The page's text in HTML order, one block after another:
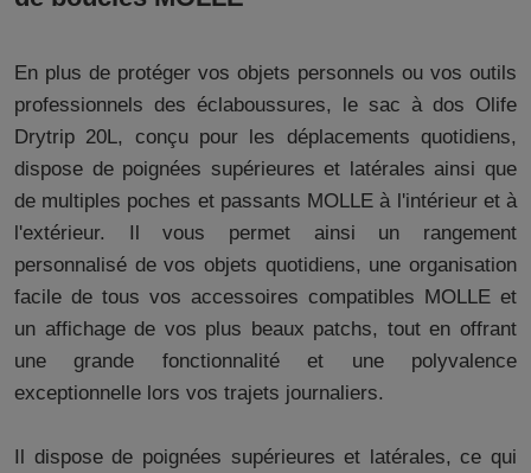
En plus de protéger vos objets personnels ou vos outils
professionnels des éclaboussures, le sac à dos Olife
Drytrip 20L, conçu pour les déplacements quotidiens,
dispose de poignées supérieures et latérales ainsi que
de multiples poches et passants MOLLE à l'intérieur et à
l'extérieur. Il vous permet ainsi un rangement
personnalisé de vos objets quotidiens, une organisation
facile de tous vos accessoires compatibles MOLLE et
un affichage de vos plus beaux patchs, tout en offrant
une grande fonctionnalité et une polyvalence
exceptionnelle lors vos trajets journaliers.
Il dispose de poignées supérieures et latérales, ce qui